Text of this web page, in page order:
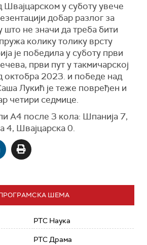
Швајцарском у суботу увече
добар разлог за
не значи да треба бити
колику толику врсту
је победила у суботу први
први пут у такмичарској
октобра 2023. и победе над
Лукић је теже повређен и
четири седмице.
А4 после 3 кола: Шпанија 7,
4, Швајцарска 0.
ШЕМА
РТС Наука
РТС Драма